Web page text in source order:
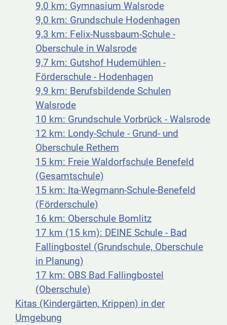
9,0 km: Gymnasium Walsrode
9,0 km: Grundschule Hodenhagen
9,3 km: Felix-Nussbaum-Schule -
Oberschule in Walsrode
9,7 km: Gutshof Hudemühlen -
Förderschule - Hodenhagen
9,9 km: Berufsbildende Schulen
Walsrode
10 km: Grundschule Vorbrück - Walsrode
12 km: Londy-Schule - Grund- und
Oberschule Rethem
15 km: Freie Waldorfschule Benefeld
(Gesamtschule)
15 km: Ita-Wegmann-Schule-Benefeld
(Förderschule)
16 km: Oberschule Bomlitz
17 km (15 km): DEINE Schule - Bad
Fallingbostel (Grundschule, Oberschule
in Planung)
17 km: OBS Bad Fallingbostel
(Oberschule)
Kitas (Kindergärten, Krippen) in der
Umgebung